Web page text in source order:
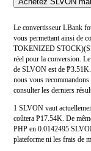
Le convertisseur LBank
vous permettant ainsi de
TOKENIZED
réel pour la conversion.
de SLVON est de
nous vous
consulter les derniers
1 SLVON vaut
coûtera ₱17.54K. De
PHP en 0.0142495
plateforme ni les frais de